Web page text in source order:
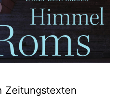
Zeitungstexten